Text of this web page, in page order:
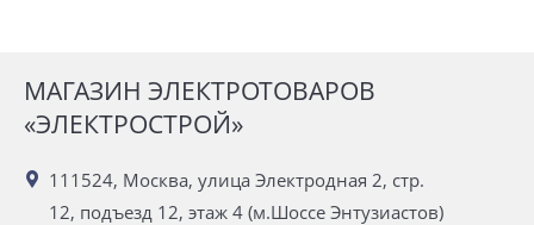
МАГАЗИН ЭЛЕКТРОТОВАРОВ
«ЭЛЕКТРОСТРОЙ»
111524, Москва, улица Электродная 2, стр.
12, подъезд 12, этаж 4 (м.Шоссе Энтузиастов)